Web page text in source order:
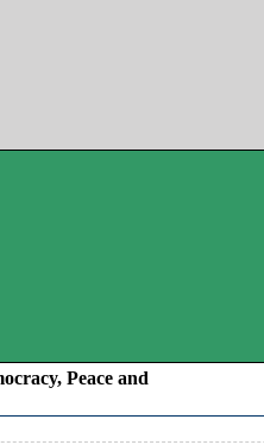
Peace and